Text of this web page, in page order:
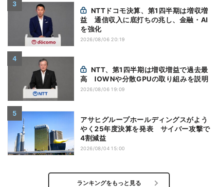
益 通信収入に底打ちの兆し、金融・AI
を強化
2026/08/06 20:19
高 IOWNや分散GPUの取り組みを説明
2026/08/06 19:09
アサヒグループホールディングスがよう
やく25年度決算を発表 サイバー攻撃で
4割減益
2026/08/04 15:00
ランキングをもっと見る